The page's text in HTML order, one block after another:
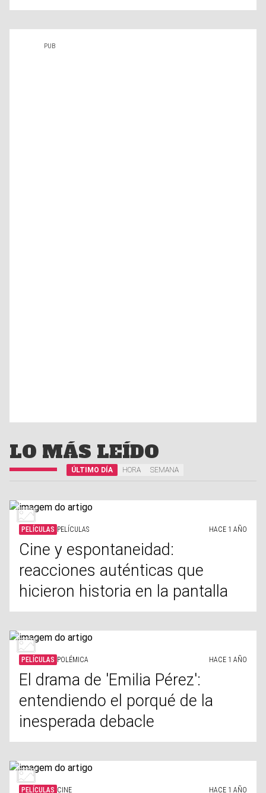
LO MÁS LEÍDO
ÚLTIMO DÍA HORA SEMANA
PELÍCULAS PELÍCULAS HACE 1 AÑO
Cine y espontaneidad:
reacciones auténticas que
hicieron historia en la pantalla
PELÍCULAS POLÉMICA HACE 1 AÑO
El drama de 'Emilia Pérez':
entendiendo el porqué de la
inesperada debacle
PELÍCULAS CINE HACE 1 AÑO